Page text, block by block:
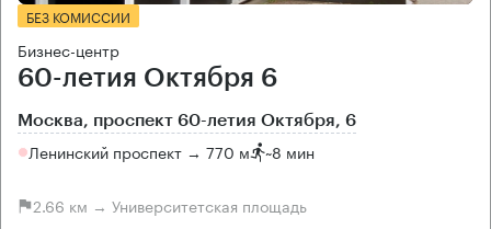
БЕЗ КОМИССИИ
Бизнес-центр
60-летия Октября 6
Москва, проспект 60-летия Октября, 6
Ленинский проспект → 770 м ~8 мин
2.66 км → Университетская площадь